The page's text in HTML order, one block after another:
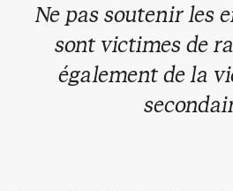
Ne pas soutenir les
sont victimes de
également de la